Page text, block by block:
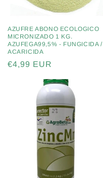
AZUFRE ABONO ECOLOGICO
MICRONIZADO 1 KG.
AZUFEGA99,5% - FUNGICIDA /
ACARICIDA
Precio
€4,99 EUR